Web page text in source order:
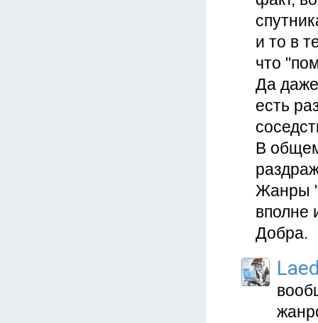
и то в
что
Да
есть
В
Жанры
вполне
Добра.